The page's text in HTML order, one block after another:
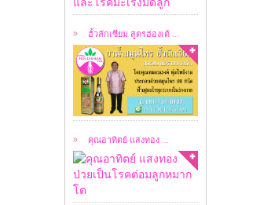
ฮั้วลักเซียม สูตรฮ่องเต้ ...
คุณอาทิตย์ แสงทอง ...
อาทิตย์ แสงทอง ป่วย
เป็นโรคต่อมลูกหมาก
โต ...
ลิขสิทธิ์ผมชื่อ ธนาวัชร์
ธนาชววัฒน์ ...